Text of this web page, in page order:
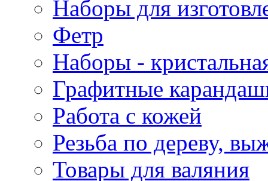
Наборы для
Фетр
Наборы -
Графитные
Работа с кожей
Резьба по дереву,
Товары для валяния